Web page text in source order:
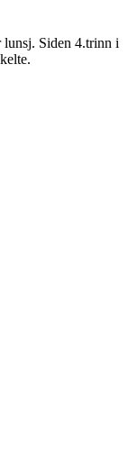
lunsj. Siden 4.trinn i